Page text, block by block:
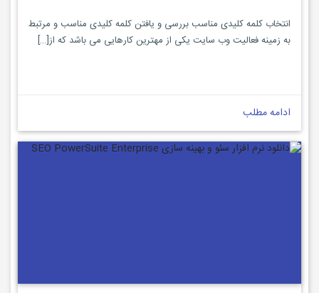
انتخاب کلمه کلیدی مناسب بررسی و یافتن کلمه کلیدی مناسب و مرتبط
به زمینه فعالیت وب سایت یکی از مهترین کارهایی می باشد که از[…]
ادامه مطلب